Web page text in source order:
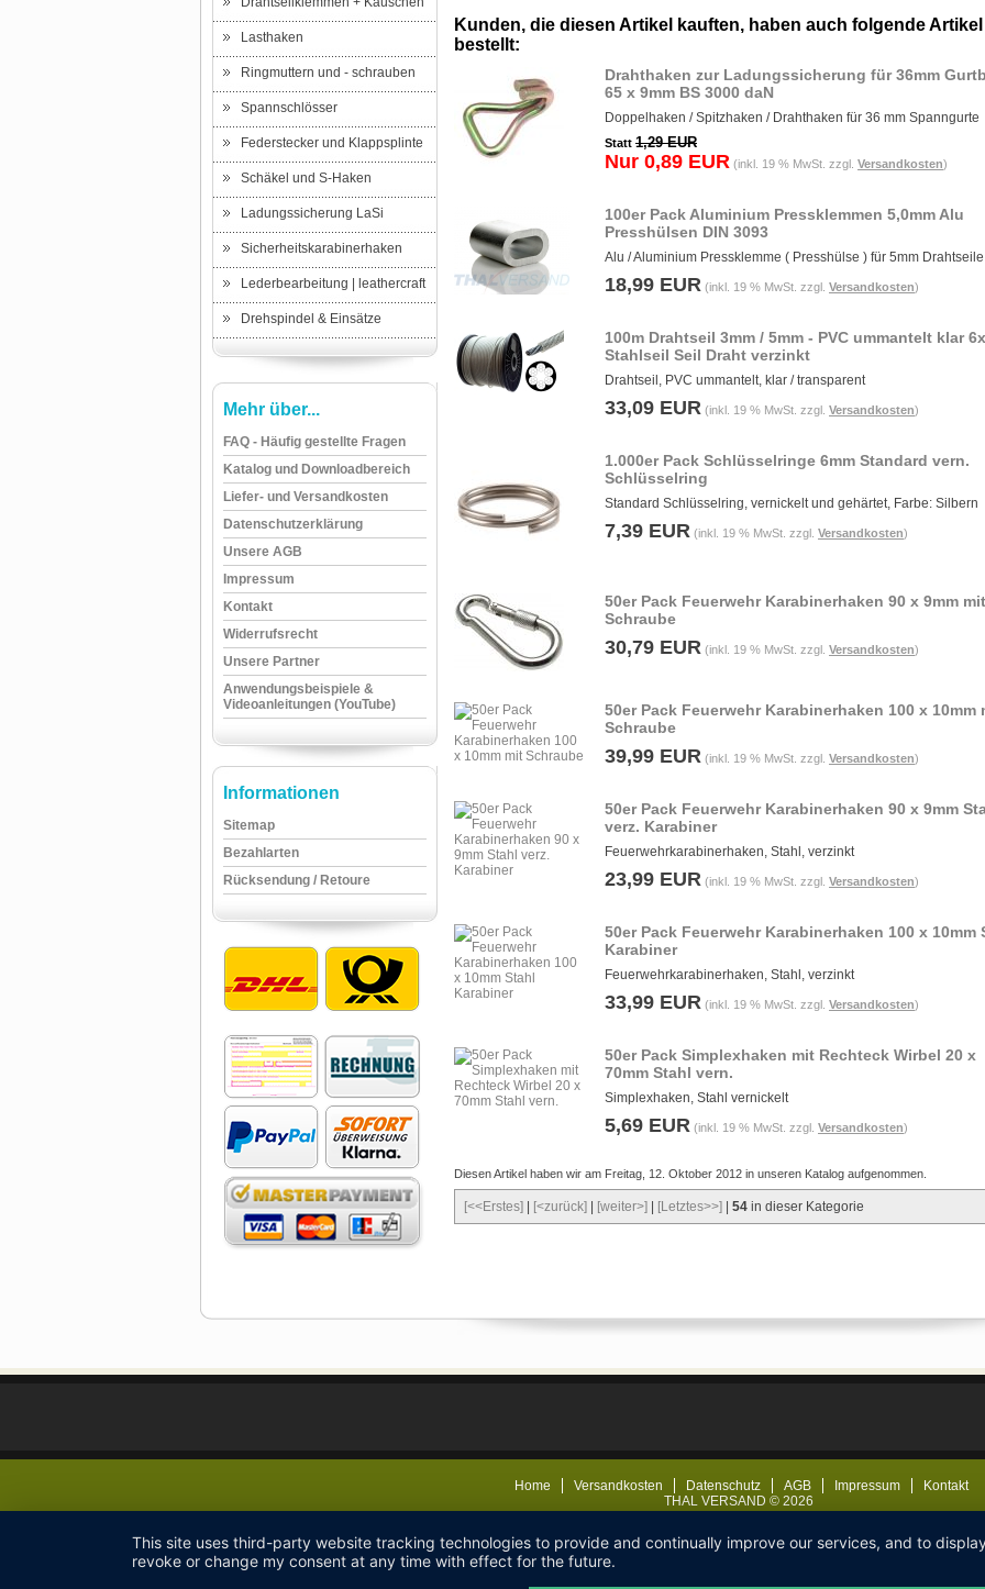
Lasthaken
Ringmuttern und - schrauben
Spannschlösser
Federstecker und Klappsplinte
Schäkel und S-Haken
Ladungssicherung LaSi
Sicherheitskarabinerhaken
Lederbearbeitung | leathercraft
Drehspindel & Einsätze
Mehr über...
FAQ - Häufig gestellte Fragen
Katalog und Downloadbereich
Liefer- und Versandkosten
Datenschutzerklärung
Unsere AGB
Impressum
Kontakt
Widerrufsrecht
Unsere Partner
Anwendungsbeispiele &
Videoanleitungen (YouTube)
Informationen
Sitemap
Bezahlarten
Rücksendung / Retoure
Kunden, die diesen Artikel kauften, haben auch folgende Artikel
bestellt:
Drahthaken zur Ladungssicherung für 36mm
65 x 9mm BS 3000 daN
Doppelhaken / Spitzhaken / Drahthaken für 36 mm Spanngurte
Statt 1,29 EUR
Nur 0,89 EUR (inkl. 19 % MwSt. zzgl. Versandkosten)
100er Pack Aluminium Pressklemmen 5,0mm Alu
Presshülsen DIN 3093
Alu / Aluminium Pressklemme ( Presshülse ) für 5mm Drahtseile
18,99 EUR (inkl. 19 % MwSt. zzgl. Versandkosten)
100m Drahtseil 3mm / 5mm - PVC ummantelt klar
Stahlseil Seil Draht verzinkt
Drahtseil, PVC ummantelt, klar / transparent
33,09 EUR (inkl. 19 % MwSt. zzgl. Versandkosten)
1.000er Pack Schlüsselringe 6mm Standard vern.
Schlüsselring
Standard Schlüsselring, vernickelt und gehärtet, Farbe: Silbern
7,39 EUR (inkl. 19 % MwSt. zzgl. Versandkosten)
50er Pack Feuerwehr Karabinerhaken 90 x 9mm mit
Schraube
30,79 EUR (inkl. 19 % MwSt. zzgl. Versandkosten)
50er Pack Feuerwehr Karabinerhaken 100 x 10mm
Schraube
39,99 EUR (inkl. 19 % MwSt. zzgl. Versandkosten)
50er Pack Feuerwehr Karabinerhaken 90 x 9mm
verz. Karabiner
Feuerwehrkarabinerhaken, Stahl, verzinkt
23,99 EUR (inkl. 19 % MwSt. zzgl. Versandkosten)
50er Pack Feuerwehr Karabinerhaken 100 x 10mm
Karabiner
Feuerwehrkarabinerhaken, Stahl, verzinkt
33,99 EUR (inkl. 19 % MwSt. zzgl. Versandkosten)
50er Pack Simplexhaken mit Rechteck Wirbel 20 x
70mm Stahl vern.
Simplexhaken, Stahl vernickelt
5,69 EUR (inkl. 19 % MwSt. zzgl. Versandkosten)
Diesen Artikel haben wir am Freitag, 12. Oktober 2012 in unseren Katalog aufgenommen.
[<<Erstes] [<zurück] [weiter>] [Letztes>>] 54 in dieser Kategorie
Home Versandkosten Datenschutz AGB Impressum
Kontakt
THAL VERSAND © 2026
This site uses third-party website tracking technologies to provide and continually improve our services, and to
revoke or change my consent at any time with effect for the future.